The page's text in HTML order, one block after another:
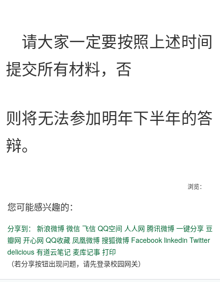
请大家一定要按照上述时间
提交所有材料，否
则将无法参加明年下半年的答
辩。
浏览：
您可能感兴趣的：
分享到： 新浪微博 微信 飞信 QQ空间 人人网 腾讯微博 一键分享 豆
瓣网 开心网 QQ收藏 凤凰微博 搜狐微博 Facebook linkedin Twitter
delicious 有道云笔记 麦库记事 打印
（若分享按钮出现问题，请先登录校园网关）